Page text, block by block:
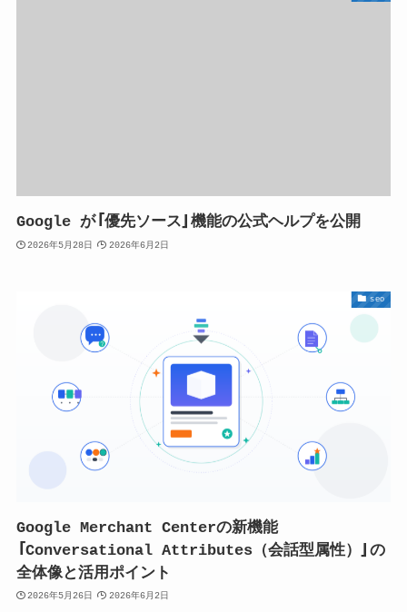
Google が「優先ソース」機能の公式ヘルプを公開
2026年5月28日 2026年6月2日
seo
Google Merchant Centerの新機能
「Conversational Attributes（会話型属性）」の
全体像と活用ポイント
2026年5月26日 2026年6月2日